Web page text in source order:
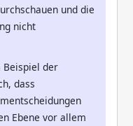
und die
nicht
Beispiel der
dass
Ebene vor allem